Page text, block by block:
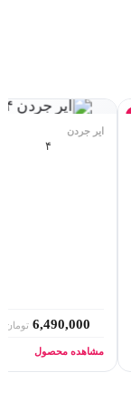
ایر جردن
۴
6,490,000 تومان
مشاهده محصول